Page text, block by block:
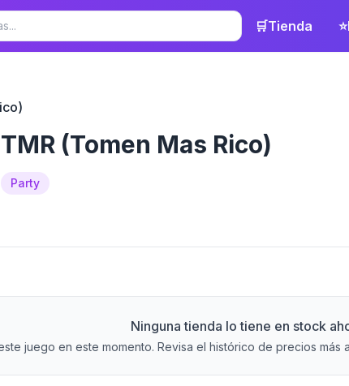
🛒Tienda ⭐
TMR (Tomen Mas Rico)
Party
Ninguna tienda lo tiene en stock
juego en este momento. Revisa el histórico de precios